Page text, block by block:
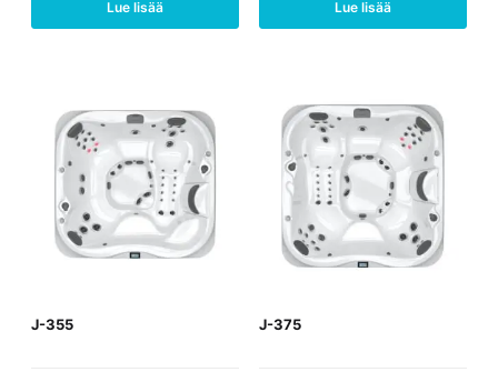
Lue lisää Lue lisää
J-355 J-375